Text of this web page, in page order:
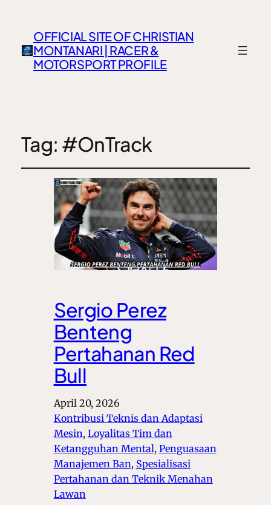
OFFICIAL SITE OF CHRISTIAN
MONTANARI | RACER &
MOTORSPORT PROFILE
Tag: #OnTrack
Sergio Perez
Benteng
Pertahanan Red
Bull
April 20, 2026
Kontribusi Teknis dan Adaptasi
Mesin, Loyalitas Tim dan
Ketangguhan Mental, Penguasaan
Manajemen Ban, Spesialisasi
Pertahanan dan Teknik Menahan
Lawan